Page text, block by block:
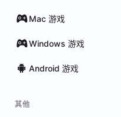
Mac 游戏
Windows 游戏
Android 游戏
其他